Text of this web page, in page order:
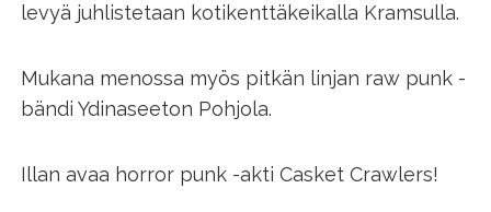
levyä juhlistetaan kotikenttäkeikalla Kramsulla.
Mukana menossa myös pitkän linjan raw punk -
bändi Ydinaseeton Pohjola.
Illan avaa horror punk -akti Casket Crawlers!